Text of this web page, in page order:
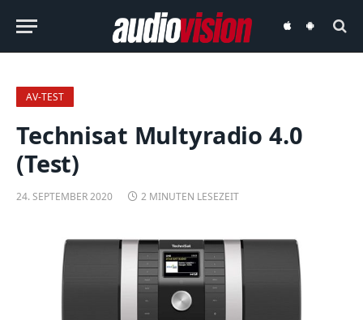
audiovisionaudiovision
AV-TEST
Technisat Multyradio 4.0
(Test)
24. SEPTEMBER 2020 2 MINUTEN LESEZEIT